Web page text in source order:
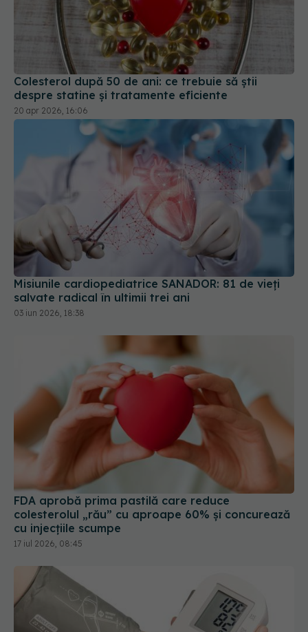
Colesterol după 50 de ani: ce trebuie să știi
despre statine și tratamente eficiente
20 apr 2026, 16:06
Misiunile cardiopediatrice SANADOR: 81 de vieți
salvate radical în ultimii trei ani
03 iun 2026, 18:38
FDA aprobă prima pastilă care reduce
colesterolul „rău” cu aproape 60% și concurează
cu injecțiile scumpe
17 iul 2026, 08:45